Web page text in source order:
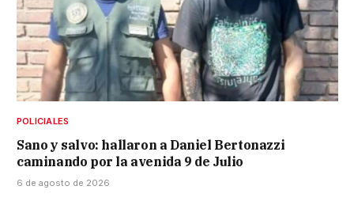
POLICIALES
Sano y salvo: hallaron a Daniel Bertonazzi
caminando por la avenida 9 de Julio
6 de agosto de 2026